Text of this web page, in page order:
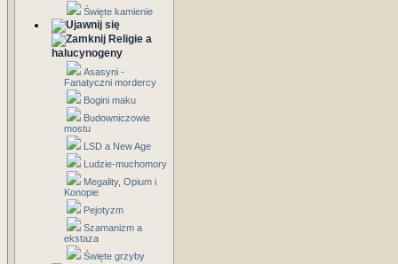
Święte kamienie
Religie a
halucynogeny
Asasyni -
Fanatyczni mordercy
Bogini maku
Budowniczowie
mostu
LSD a New Age
Ludzie-muchomory
Megality, Opium i
Konopie
Pejotyzm
Szamanizm a
ekstaza
Święte grzyby